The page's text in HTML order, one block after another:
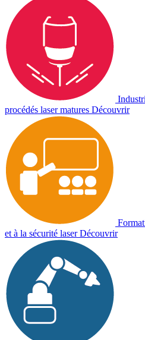
procédés laser matures Découvrir
et à la sécurité laser Découvrir